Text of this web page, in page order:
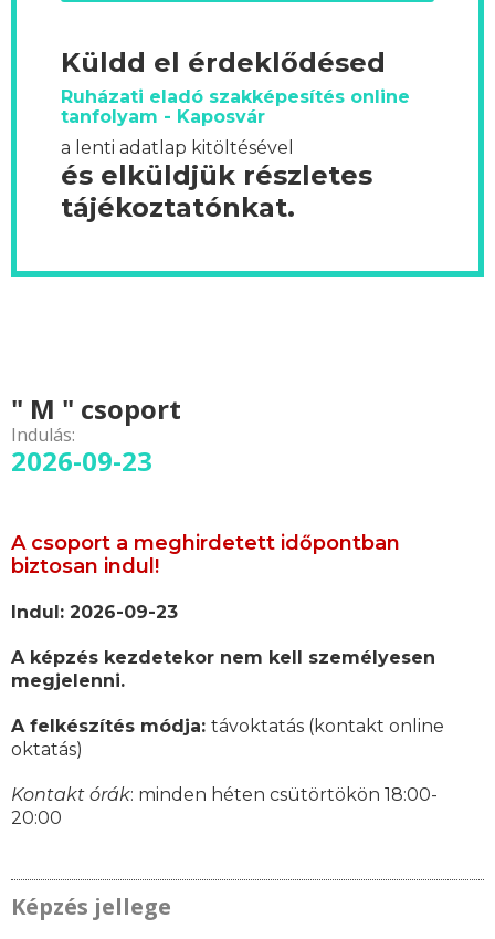
Küldd el érdeklődésed
Ruházati eladó szakképesítés online
tanfolyam - Kaposvár
a lenti adatlap kitöltésével
és elküldjük részletes
tájékoztatónkat.
" M " csoport
Indulás:
2026-09-23
A csoport a meghirdetett időpontban
biztosan indul!
Indul: 2026-09-23
A képzés kezdetekor nem kell személyesen
megjelenni.
A felkészítés módja: távoktatás (kontakt online
oktatás)
Kontakt órák: minden héten csütörtökön 18:00-
20:00
Képzés jellege